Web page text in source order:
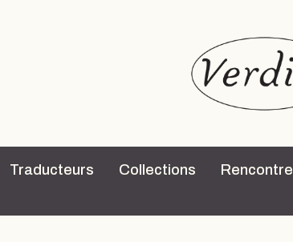
Traducteurs Collections